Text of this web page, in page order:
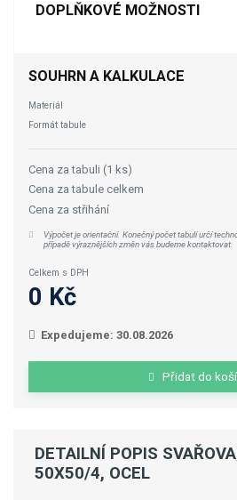
DOPLŇKOVÉ MOŽNOSTI
SOUHRN A KALKULACE
Materiál
Formát tabule
Cena za tabuli (1 ks)
Cena za tabule celkem
Cena za střihání
Výpočet je orientační. Konečný počet tabulí určí
případě výraznějších změn vás budeme kontaktovat.
Celkem s DPH
0 Kč
Expedujeme: 30.08.2026
Přidat do
DETAILNÍ POPIS
50X50/4, OCEL